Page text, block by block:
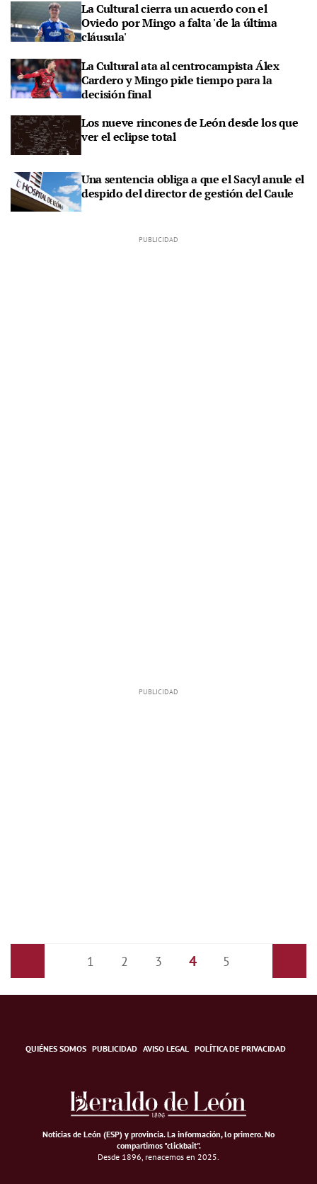
La Cultural cierra un acuerdo con el
Oviedo por Mingo a falta 'de la última
cláusula'
La Cultural ata al centrocampista Álex
Cardero y Mingo pide tiempo para la
decisión final
Los nueve rincones de León desde los que
ver el eclipse total
Una sentencia obliga a que el Sacyl anule el
despido del director de gestión del Caule
1 2 3 4 5
QUIÉNES SOMOS PUBLICIDAD AVISO LEGAL POLÍTICA DE PRIVACIDAD
Noticias de León (ESP) y provincia. La información, lo primero.No
compartimos "clickbait".
Desde 1896, renacemos en 2025.